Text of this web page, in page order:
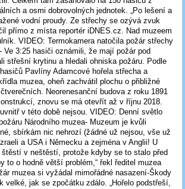
a osmi dobrovolných jednotek. „Po lešení a
vodní proudy. Ze střechy se ozývá zvuk
přímo z místa reportér iDNES.cz. Nad muzeem
VIDEO: Termokamera natočila požár střechy
Ve 3:25 hasiči oznámili, že mají požár pod
střešní krytinu a hledali ohniska požáru. Podle
Pavlíny Adamcové hořela střecha a
muzea, oheň zachvátil plochu o přibližné
Neorenesanční budova z roku 1891
znovu se má otevřít až v říjnu 2018.
v této době nejsou. VIDEO: Denní světlo
Národního muzea- Muzeum je kvůli
sbírkám nic nehrozí (žádné už nejsou, vše už
a USA i Německu a zejména v Anglii! U
štěstí v neštěstí, protože kdyby se to stalo před
to o hodně větší problém,“ řekl ředitel muzea
muzea si vyžádal mimořádné nasazení-Škody
velké, jak se zpočátku zdálo. „Hořelo podstřeší,